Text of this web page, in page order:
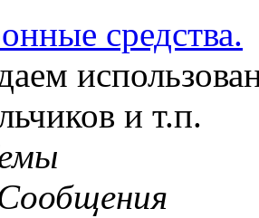
средства.
и т.п.